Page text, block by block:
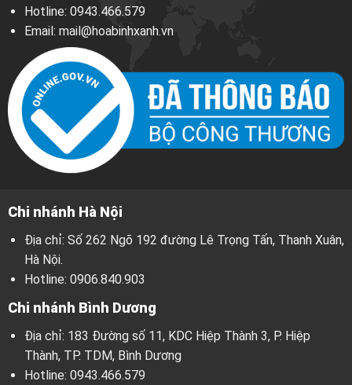
Hotline: 0943.466.579
Email: mail@hoabinhxanh.vn
Chi nhánh Hà Nội
Địa chỉ: Số 262 Ngõ 192 đường Lê Trọng Tấn, Thanh Xuân,
Hà Nội.
Hotline: 0906.840.903
Chi nhánh Bình Dương
Địa chỉ: 183 Đường số 11, KDC Hiệp Thành 3, P. Hiệp
Thành, TP. TDM, Bình Dương
Hotline: 0943.466.579